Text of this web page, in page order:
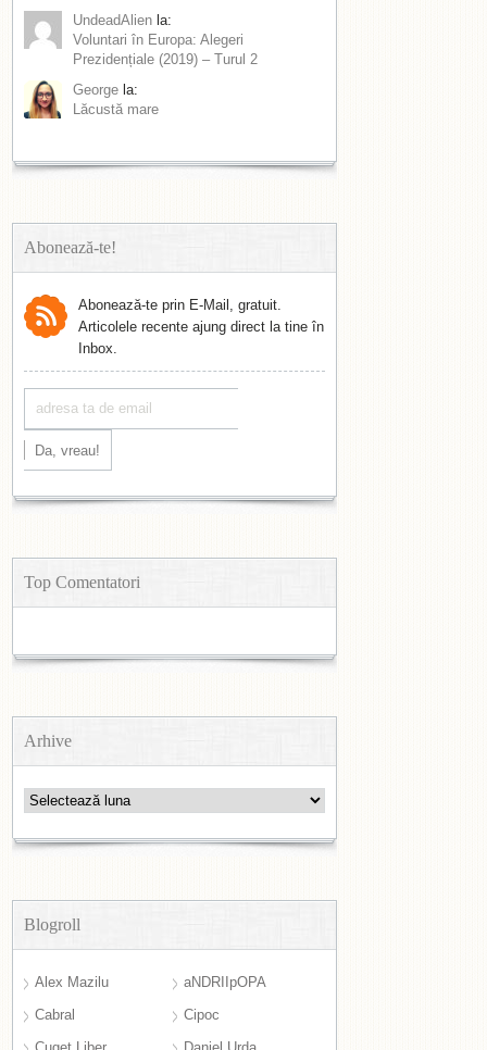
UndeadAlien la:
Voluntari în Europa: Alegeri
Prezidențiale (2019) – Turul 2
George la:
Lăcustă mare
Abonează-te!
Abonează-te prin E-Mail, gratuit.
Articolele recente ajung direct la tine în
Inbox.
Top Comentatori
Arhive
Arhive
Blogroll
Alex Mazilu
aNDRIIpOPA
Cabral
Cipoc